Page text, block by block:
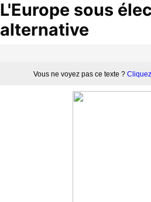
L'Europe sous
alternative